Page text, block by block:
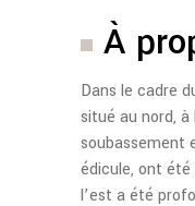
À
Dans le cadre
situé au nord, à
soubassement
édicule, ont été
l’est a été